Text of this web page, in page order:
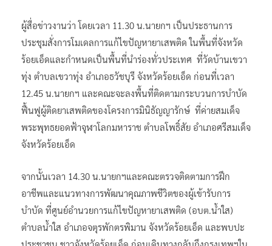
ผู้สื่อข่าวงานว่า โดยเวลา 11.30 น.นายกฯ เป็นประธานการ
ประชุมสั่งการโมเดลการแก้ไขปัญหายาเสพติด ในพื้นที่จังหวัด
ร้อยเอ็ดและกำหนดเป็นพื้นที่นำร่องทั่วประเทศ ที่วัดบ้านเขวา
ทุ่ง ตำบลเขวาทุ่ง อำเภอธวัชบุรี จังหวัดร้อยเอ็ด ก่อนที่เวลา
12.45 น.นายกฯ และคณะจะลงพื้นที่ติดตามกระบวนการบำบัด
ฟื้นฟูผู้ติดยาเสพติดของโครงการมินิธัญญารักษ์ ที่ค่ายสมเด็จ
พระพุทธยอดฟ้าจุฬาโลกมหาราช ตำบลโพธิ์สัย อำเภอศรีสมเด็จ
จังหวัดร้อยเอ็ด
จากนั้นเวลา 14.30 น.นายกฯและคณะตรวจติดตามการฝึก
อาชีพและแนวทางการพัฒนาคุณภาพชีวิตของผู้เข้ารับการ
บำบัด ที่ศูนย์อำนวยการแก้ไขปัญหายาเสพติด (อบต.น้ำใส)
ตำบลน้ำใส อำเภอจตุรพักตรพิมาน จังหวัดร้อยเอ็ด และพบปะ